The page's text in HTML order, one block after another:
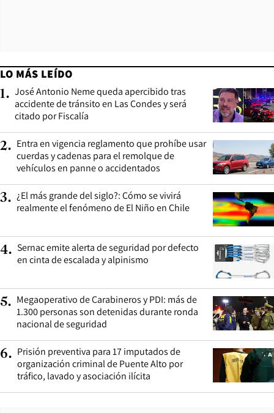
LO MÁS LEÍDO
1. José Antonio Neme queda apercibido tras
accidente de tránsito en Las Condes y será
citado por Fiscalía
2. Entra en vigencia reglamento que prohíbe usar
cuerdas y cadenas para el remolque de
vehículos en panne o accidentados
3. ¿El más grande del siglo?: Cómo se vivirá
realmente el fenómeno de El Niño en Chile
4. Sernac emite alerta de seguridad por defecto
en cinta de escalada y alpinismo
5. Megaoperativo de Carabineros y PDI: más de
1.300 personas son detenidas durante ronda
nacional de seguridad
6. Prisión preventiva para 17 imputados de
organización criminal de Puente Alto por
tráfico, lavado y asociación ilícita